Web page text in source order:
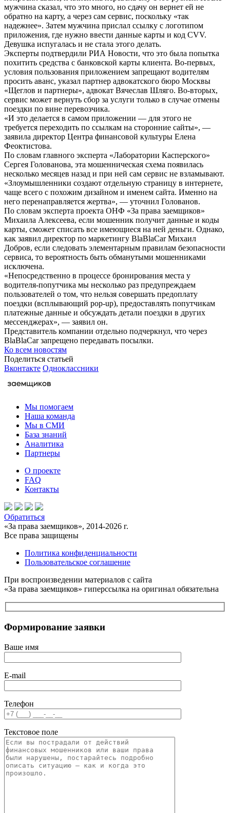
мужчина сказал, что это много, но сдачу он вернет ей не
обратно на карту, а через сам сервис, поскольку «так
надежнее». Затем мужчина прислал ссылку с логотипом
приложения, где нужно ввести данные карты и код CVV.
Девушка испугалась и не стала этого делать.
Эксперты подтвердили РИА Новости, что это была попытка
похитить средства с банковской карты клиента. Во-первых,
условия пользования приложением запрещают водителям
просить аванс, указал партнер адвокатского бюро Москвы
«Щеглов и партнеры», адвокат Вячеслав Шляго. Во-вторых,
сервис может вернуть сбор за услуги только в случае отмены
поездки по вине перевозчика.
«И это делается в самом приложении — для этого не
требуется переходить по ссылкам на сторонние сайты», —
заявила директор Центра финансовой культуры Елена
Феоктистова.
По словам главного эксперта «Лаборатории Касперского»
Сергея Голованова, эта мошенническая схема появилась
несколько месяцев назад и при ней сам сервис не взламывают.
«Злоумышленники создают отдельную страницу в интернете,
чаще всего с похожим дизайном и именем сайта. Именно на
него перенаправляется жертва», — уточнил Голованов.
По словам эксперта проекта ОНФ «За права заемщиков»
Михаила Алексеева, если мошенник получит данные и коды
карты, сможет списать все имеющиеся на ней деньги. Однако,
как заявил директор по маркетингу BlaBlaCar Михаил
Добров, если следовать элементарным правилам безопасности
сервиса, то вероятность быть обманутыми мошенниками
исключена.
«Непосредственно в процессе бронирования места у
водителя-попутчика мы несколько раз предупреждаем
пользователей о том, что нельзя совершать предоплату
поездки (всплывающий pop-up), предоставлять попутчикам
платежные данные и обсуждать детали поездки в других
мессенджерах», — заявил он.
Представитель компании отдельно подчеркнул, что через
BlaBlaCar запрещено передавать посылки.
Ко всем новостям
Поделиться статьей
Вконтакте Одноклассники
Мы помогаем
Наша команда
Мы в СМИ
База знаний
Аналитика
Партнеры
О проекте
FAQ
Контакты
Обратиться
«За права заемщиков», 2014-2026 г.
Все права защищены
Политика конфиденциальности
Пользовательское соглашение
При воспроизведении материалов с сайта
«За права заемщиков» гиперссылка на оригинал обязательна
Формирование заявки
Ваше имя
E-mail
Телефон
Текстовое поле